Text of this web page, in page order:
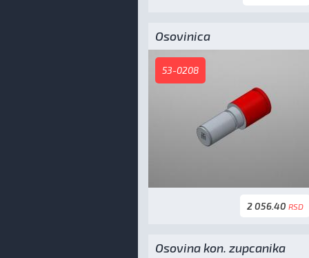
Osovinica
53-0208
2 056.40 RSD
Osovina kon. zupcanika